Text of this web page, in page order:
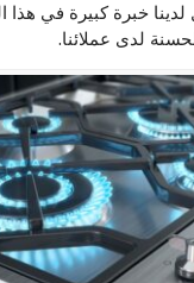
خبرة كبيرة في هذا
لدى عملائنا.